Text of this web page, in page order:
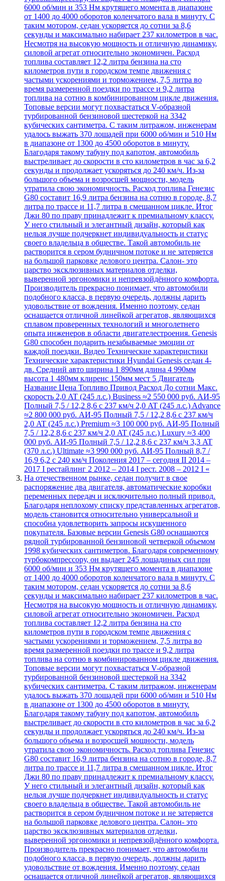
6000 об/мин и 353 Нм крутящего момента в диапазоне
от 1400 до 4000 оборотов коленчатого вала в минуту. С
таким мотором, седан ускоряется до сотни за 8,6
секунды и максимально набирает 237 километров в час.
Несмотря на высокую мощность и отличную динамику,
силовой агрегат относительно экономичен. Расход
топлива составляет 12,2 литра бензина на сто
километров пути в городском темпе движения с
частыми ускорениями и торможением, 7,5 литра во
время размеренной поездки по трассе и 9,2 литра
топлива на сотню в комбинированном цикле движения.
Топовые версии могут похвастаться V-образной
турбированной бензиновой шестеркой на 3342
кубических сантиметра. С таким литражом, инженерам
удалось выжать 370 лошадей при 6000 об/мин и 510 Нм
в диапазоне от 1300 до 4500 оборотов в минуту.
Благодаря такому табуну под капотом, автомобиль
выстреливает до скорости в сто километров в час за 6,2
секунды и продолжает ускоряться до 240 км/ч. Из-за
большого объема и возросшей мощности, модель
утратила свою экономичность. Расход топлива Генезис
G80 составит 16,9 литра бензина на сотню в городе, 8,7
литра по трассе и 11,7 литра в смешанном цикле. Итог
Джи 80 по праву принадлежит к премиальному классу.
У него стильный и элегантный дизайн, который как
нельзя лучше подчеркнет индивидуальность и статус
своего владельца в обществе. Такой автомобиль не
растворится в сером будничном потоке и не затеряется
на большой парковке делового центра. Салон- это
царство эксклюзивных материалов отделки,
выверенной эргономики и непревзойдённого комфорта.
Производитель прекрасно понимает, что автомобили
подобного класса, в первую очередь, должны дарить
удовольствие от вождения. Именно поэтому, седан
оснащается отличной линейкой агрегатов, являющихся
сплавом проверенных технологий и многолетнего
опыта инженеров в области двигателестроения. Genesis
G80 способен подарить незабываемые эмоции от
каждой поездки. Видео Технические характеристики
Технические характеристики Hyundai Genesis седан 4-
дв. Средний авто ширина 1 890мм длина 4 990мм
высота 1 480мм клиренс 150мм мест 5 Двигатель
Название Цена Топливо Привод Расход До сотни Макс.
скорость 2,0 AT (245 л.с.) Business ≈2 550 000 руб. АИ-95
Полный 7,5 / 12,2 8,6 с 237 км/ч 2,0 AT (245 л.с.) Advance
≈2 800 000 руб. АИ-95 Полный 7,5 / 12,2 8,6 с 237 км/ч
2,0 AT (245 л.с.) Premium ≈3 100 000 руб. АИ-95 Полный
7,5 / 12,2 8,6 с 237 км/ч 2,0 AT (245 л.с.) Luxury ≈3 400
000 руб. АИ-95 Полный 7,5 / 12,2 8,6 с 237 км/ч 3,3 AT
(370 л.с.) Ultimate ≈3 990 000 руб. АИ-95 Полный 8,7 /
16,9 6,2 с 240 км/ч Поколения 2017 – сегодня II 2014 –
2017 I рестайлинг 2 2012 – 2014 I рест. 2008 – 2012 I «
На отечественном рынке, седан получит в свое
распоряжение два двигателя, автоматические коробки
переменных передач и исключительно полный привод.
Благодаря неплохому списку представленных агрегатов,
модель становится относительно универсальной и
способна удовлетворить запросы искушенного
покупателя. Базовые версии Genesis G80 оснащаются
рядной турбированной бензиновой четверкой объемом
1998 кубических сантиметров. Благодаря современному
турбокомпрессору, он выдает 245 лошадиных сил при
6000 об/мин и 353 Нм крутящего момента в диапазоне
от 1400 до 4000 оборотов коленчатого вала в минуту. С
таким мотором, седан ускоряется до сотни за 8,6
секунды и максимально набирает 237 километров в час.
Несмотря на высокую мощность и отличную динамику,
силовой агрегат относительно экономичен. Расход
топлива составляет 12,2 литра бензина на сто
километров пути в городском темпе движения с
частыми ускорениями и торможением, 7,5 литра во
время размеренной поездки по трассе и 9,2 литра
топлива на сотню в комбинированном цикле движения.
Топовые версии могут похвастаться V-образной
турбированной бензиновой шестеркой на 3342
кубических сантиметра. С таким литражом, инженерам
удалось выжать 370 лошадей при 6000 об/мин и 510 Нм
в диапазоне от 1300 до 4500 оборотов в минуту.
Благодаря такому табуну под капотом, автомобиль
выстреливает до скорости в сто километров в час за 6,2
секунды и продолжает ускоряться до 240 км/ч. Из-за
большого объема и возросшей мощности, модель
утратила свою экономичность. Расход топлива Генезис
G80 составит 16,9 литра бензина на сотню в городе, 8,7
литра по трассе и 11,7 литра в смешанном цикле. Итог
Джи 80 по праву принадлежит к премиальному классу.
У него стильный и элегантный дизайн, который как
нельзя лучше подчеркнет индивидуальность и статус
своего владельца в обществе. Такой автомобиль не
растворится в сером будничном потоке и не затеряется
на большой парковке делового центра. Салон- это
царство эксклюзивных материалов отделки,
выверенной эргономики и непревзойдённого комфорта.
Производитель прекрасно понимает, что автомобили
подобного класса, в первую очередь, должны дарить
удовольствие от вождения. Именно поэтому, седан
оснащается отличной линейкой агрегатов, являющихся